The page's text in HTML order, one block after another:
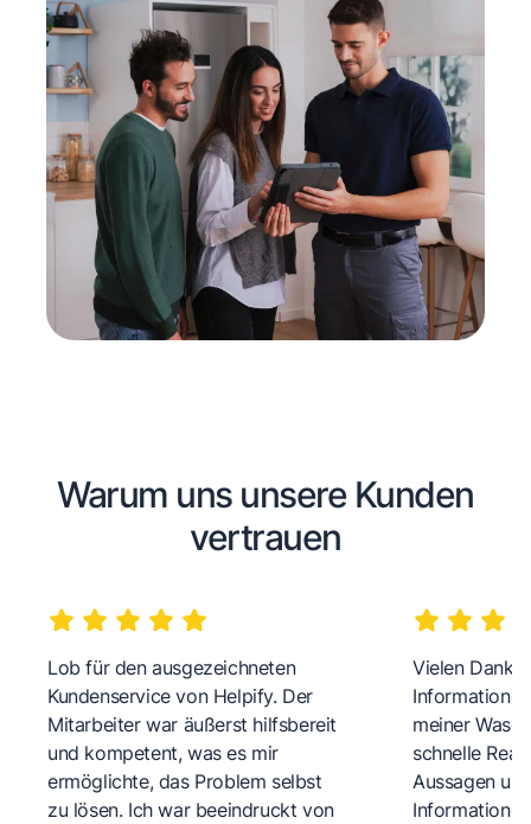
Warum uns unsere Kunden
vertrauen
Lob für den ausgezeichneten
Kundenservice von Helpify. Der
Mitarbeiter war äußerst hilfsbereit
und kompetent, was es mir
ermöglichte, das Problem selbst
zu lösen. Ich war beeindruckt von
Vielen Dank
meiner
schnelle
Aussagen